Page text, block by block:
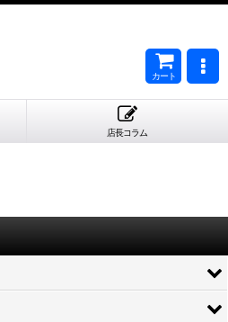
カート
店長コラム